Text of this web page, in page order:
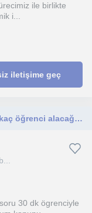
ile birlikte
i...
iletişime geç
Üniversite öğrencisiyim uygun fiyata birkaç öğrenci alacağım. Matematikte kendini geliştirmek istiyorsan iletişime geç
30 dk ögrenciyle